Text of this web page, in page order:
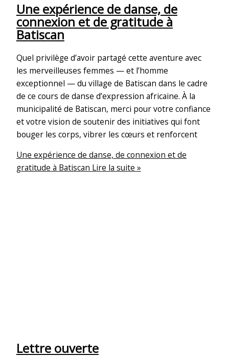
Une expérience de danse, de
connexion et de gratitude à
Batiscan
Quel privilège d’avoir partagé cette aventure avec
les merveilleuses femmes — et l’homme
exceptionnel — du village de Batiscan dans le cadre
de ce cours de danse d’expression africaine. À la
municipalité de Batiscan, merci pour votre confiance
et votre vision de soutenir des initiatives qui font
bouger les corps, vibrer les cœurs et renforcent
Une expérience de danse, de connexion et de
gratitude à Batiscan Lire la suite »
Lettre ouverte